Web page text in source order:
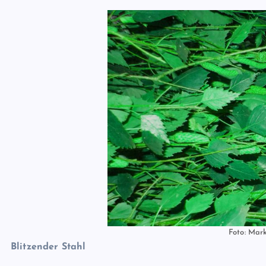
Foto:
Blitzender Stahl